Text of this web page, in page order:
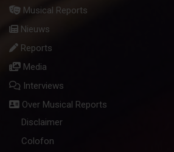
Musical Reports
Nieuws
Reports
Media
Interviews
Over Musical Reports
Disclaimer
Colofon